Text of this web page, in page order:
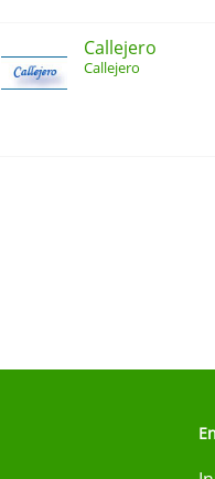
Callejero
Callejero